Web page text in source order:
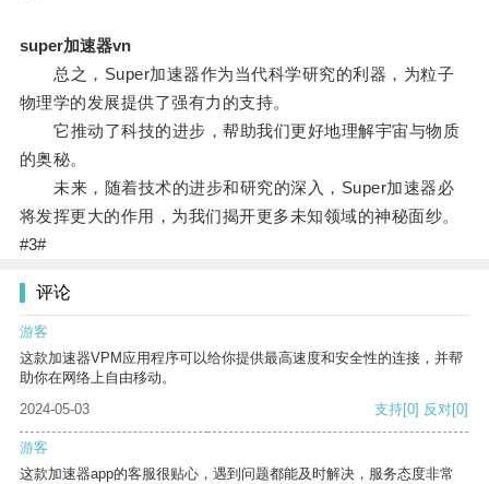
super加速器vn
总之，Super加速器作为当代科学研究的利器，为粒子
物理学的发展提供了强有力的支持。
它推动了科技的进步，帮助我们更好地理解宇宙与物质
的奥秘。
未来，随着技术的进步和研究的深入，Super加速器必
将发挥更大的作用，为我们揭开更多未知领域的神秘面纱。
#3#
评论
游客
这款加速器VPM应用程序可以给你提供最高速度和安全性的连接，并帮
助你在网络上自由移动。
2024-05-03
支持[0] 反对[0]
游客
这款加速器app的客服很贴心，遇到问题都能及时解决，服务态度非常